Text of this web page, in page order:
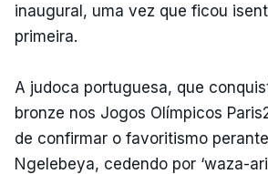
inaugural, uma vez que ficou
primeira.
A judoca portuguesa, que
bronze nos Jogos Olímpicos
de confirmar o favoritismo
Ngelebeya, cedendo por ‘waza-